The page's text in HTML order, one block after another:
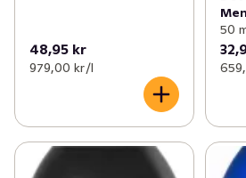
48,95 kr
979,00 kr /l
50